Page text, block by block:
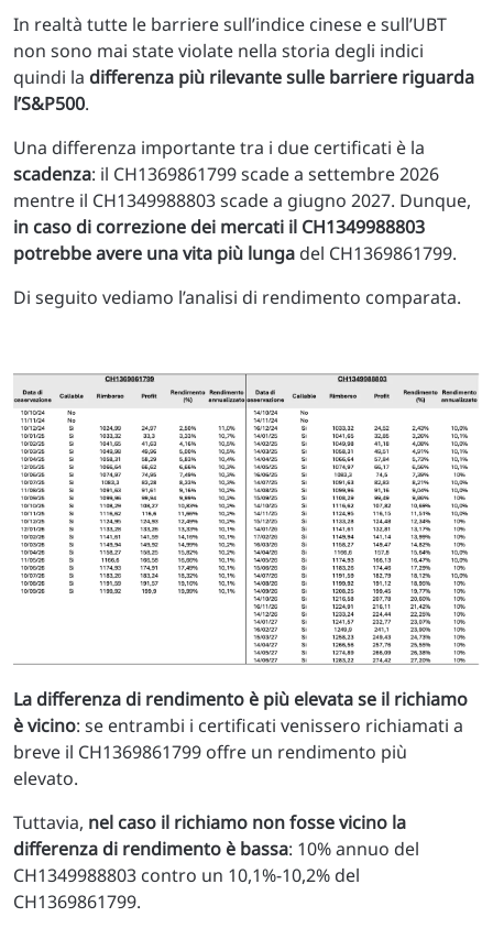
In realtà tutte le barriere sull’indice cinese e sull’UBT
non sono mai state violate nella storia degli indici
quindi la differenza più rilevante sulle barriere riguarda
l’S&P500.
Una differenza importante tra i due certificati è la
scadenza: il CH1369861799 scade a settembre 2026
mentre il CH1349988803 scade a giugno 2027. Dunque,
in caso di correzione dei mercati il CH1349988803
potrebbe avere una vita più lunga del CH1369861799.
Di seguito vediamo l’analisi di rendimento comparata.
La differenza di rendimento è più elevata se il richiamo
è vicino: se entrambi i certificati venissero richiamati a
breve il CH1369861799 offre un rendimento più
elevato.
Tuttavia, nel caso il richiamo non fosse vicino la
differenza di rendimento è bassa: 10% annuo del
CH1349988803 contro un 10,1%-10,2% del
CH1369861799.